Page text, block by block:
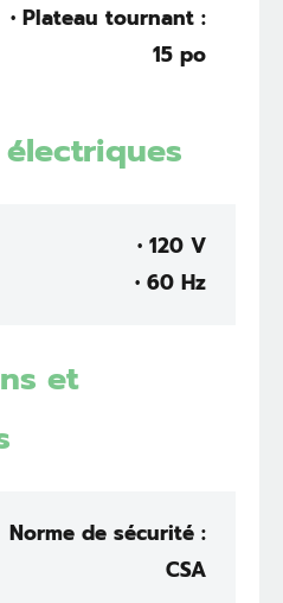
• Plateau tournant :
15 po
• 120 V
• 60 Hz
et
Norme de sécurité :
CSA